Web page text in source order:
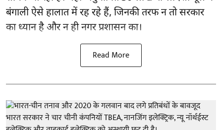
बंगाली ऐसे हालात में रह रहे हैं, जिनकी तरफ न तो सरकार
का ध्यान है और न ही नगर प्रशासन का।
Read More